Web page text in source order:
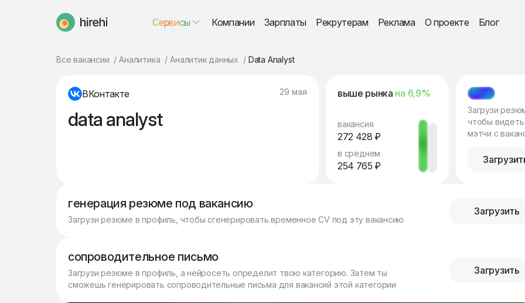
HireHi Сервисы Компании Зарплаты Рекрутерам Реклама О проекте Блог
Все вакансии Аналитика Аналитик данных Data Analyst
ВКонтакте 29 мая
data analyst
выше рынка на 6,9%
вакансия
272 428 ₽
в среднем
254 765 ₽
МЭТЧ
Загрузи
чтобы видеть
мэтчи с
генерация резюме под вакансию
Загрузи резюме в профиль, чтобы сгенерировать временное CV под эту вакансию
Загрузить
сопроводительное письмо
Загрузи резюме в профиль, а нейросеть определит твою категорию. Затем ты
сможешь генерировать сопроводительные письма для вакансий этой категории
Загрузить